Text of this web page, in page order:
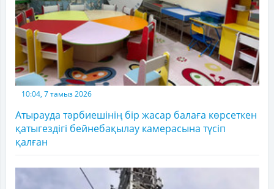
10:04, 7 тамыз 2026
Атырауда тәрбиешінің бір жасар балаға көрсеткен
қатыгездігі бейнебақылау камерасына түсіп
қалған